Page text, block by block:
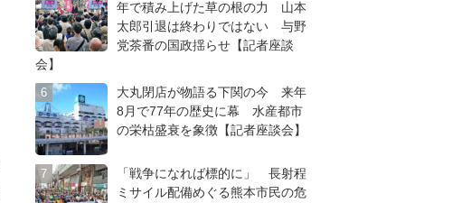
年で積み上げた草の根の力 山本
太郎引退は終わりではない 与野
党茶番の国政揺らせ【記者座談
会】
大丸閉店が物語る下関の今 来年
8月で77年の歴史に幕 水産都市
の栄枯盛衰を象徴【記者座談会】
「戦争になれば標的に」 長射程
ミサイル配備めぐる熊本市民の危